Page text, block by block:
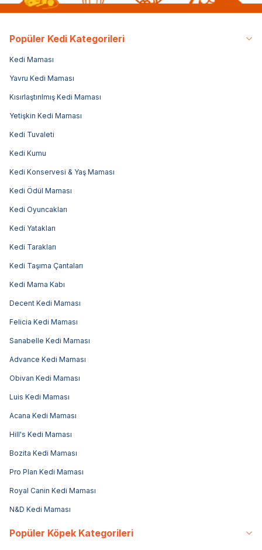
Popüler Kedi Kategorileri
Kedi Maması
Yavru Kedi Maması
Kısırlaştırılmış Kedi Maması
Yetişkin Kedi Maması
Kedi Tuvaleti
Kedi Kumu
Kedi Konservesi & Yaş Maması
Kedi Ödül Maması
Kedi Oyuncakları
Kedi Yatakları
Kedi Tarakları
Kedi Taşıma Çantaları
Kedi Mama Kabı
Decent Kedi Maması
Felicia Kedi Maması
Sanabelle Kedi Maması
Advance Kedi Maması
Obivan Kedi Maması
Luis Kedi Maması
Acana Kedi Maması
Hill's Kedi Maması
Bozita Kedi Maması
Pro Plan Kedi Maması
Royal Canin Kedi Maması
N&D Kedi Maması
Popüler Köpek Kategorileri